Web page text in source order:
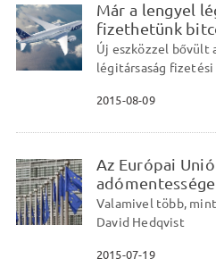
Már a lengyel
fizethetünk
Új eszközzel bővült
légitársaság
2015-08-09
Az Európai
Valamivel több,
David Hedqvist
2015-07-19